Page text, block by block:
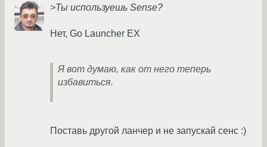
>Ты используешь Sense?
Нет, Go Launcher EX
Я вот думаю, как от него теперь
избавиться.
Поставь другой ланчер и не запускай сенс :)